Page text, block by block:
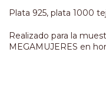
Plata 925, plata 1000
Realizado para la
MEGAMUJERES en